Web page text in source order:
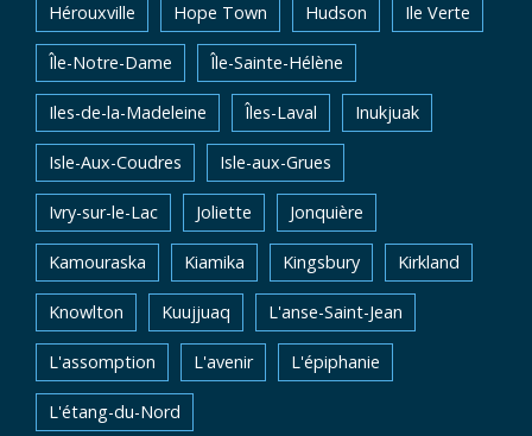
Hérouxville Hope Town Hudson Ile Verte
Île-Notre-Dame Île-Sainte-Hélène
Iles-de-la-Madeleine Îles-Laval Inukjuak
Isle-Aux-Coudres Isle-aux-Grues
Ivry-sur-le-Lac Joliette Jonquière
Kamouraska Kiamika Kingsbury Kirkland
Knowlton Kuujjuaq L'anse-Saint-Jean
L'assomption L'avenir L'épiphanie
L'étang-du-Nord